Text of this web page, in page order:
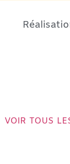
VOIR TOUS